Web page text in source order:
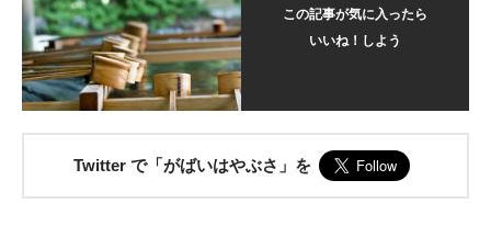
この記事が気に入ったら
いいね！しよう
Twitter で「がばいはやぶさ」を